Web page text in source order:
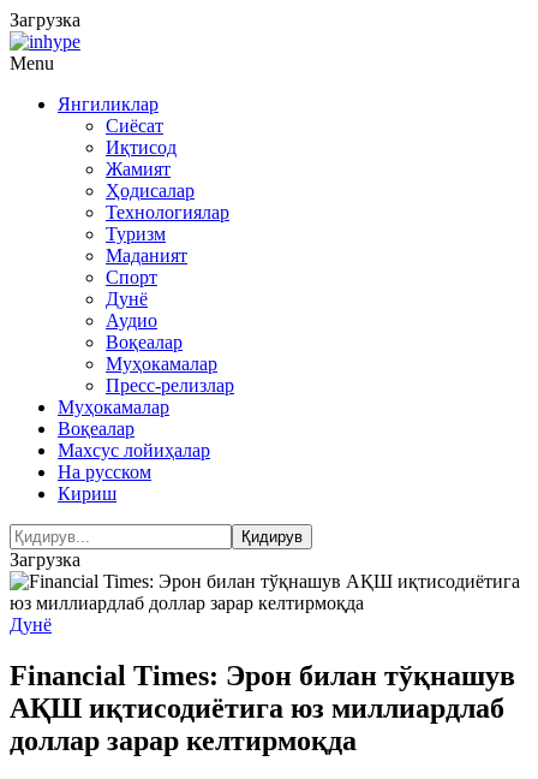
Загрузка
Menu
Янгиликлар
Сиёсат
Иқтисод
Жамият
Ҳодисалар
Технологиялар
Туризм
Маданият
Спорт
Дунё
Аудио
Воқеалар
Муҳокамалар
Пресс-релизлар
Муҳокамалар
Воқеалар
Махсус лойиҳалар
На русском
Кириш
Загрузка
Дунё
Financial Times: Эрон билан тўқнашув
АҚШ иқтисодиётига юз миллиардлаб
доллар зарар келтирмоқда